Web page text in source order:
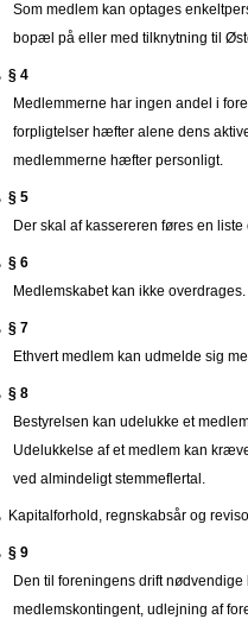
Som medlem kan optages
bopæl på eller med tilknytning til
§ 4
Medlemmerne har ingen andel i
forpligtelser hæfter alene dens
medlemmerne hæfter personligt.
§ 5
Der skal af kassereren føres en
§ 6
Medlemskabet kan ikke overdrages.
§ 7
Ethvert medlem kan udmelde sig
§ 8
Bestyrelsen kan udelukke et
Udelukkelse af et medlem kan
ved almindeligt stemmeflertal.
Kapitalforhold, regnskabsår og
§ 9
Den til foreningens drift
medlemskontingent, udlejning af